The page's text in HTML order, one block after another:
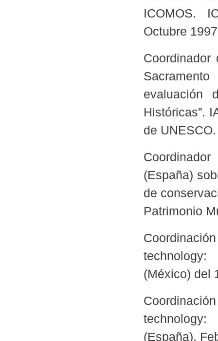
ICOMOS.
Octubre
evaluación
Históricas”.
de
(España)
de
Patrimonio
(México) del
(España).